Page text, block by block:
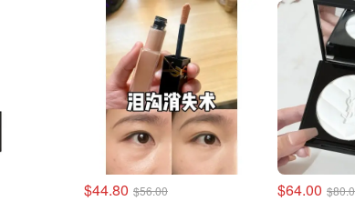
$44.80 $56.00 $64.00